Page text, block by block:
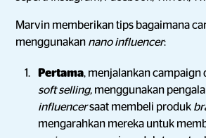
Marvin memberikan tips bagaimana
menggunakan nano influencer:
Pertama, menjalankan campaign
soft selling, menggunakan
influencersaat membeli produk
mengarahkan mereka untuk